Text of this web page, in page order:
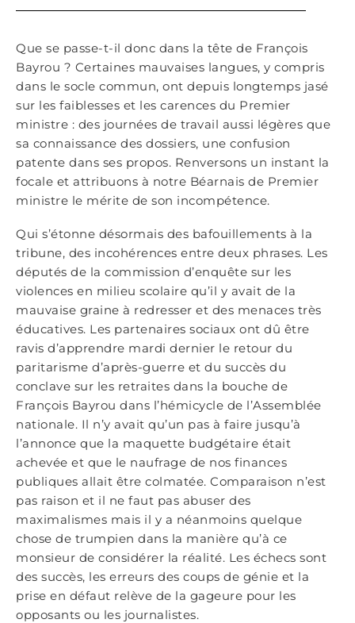
Que se passe-t-il donc dans la tête de François
Bayrou ? Certaines mauvaises langues, y compris
dans le socle commun, ont depuis longtemps jasé
sur les faiblesses et les carences du Premier
ministre : des journées de travail aussi légères que
sa connaissance des dossiers, une confusion
patente dans ses propos. Renversons un instant la
focale et attribuons à notre Béarnais de Premier
ministre le mérite de son incompétence.
Qui s’étonne désormais des bafouillements à la
tribune, des incohérences entre deux phrases. Les
députés de la commission d’enquête sur les
violences en milieu scolaire qu’il y avait de la
mauvaise graine à redresser et des menaces très
éducatives. Les partenaires sociaux ont dû être
ravis d’apprendre mardi dernier le retour du
paritarisme d’après-guerre et du succès du
conclave sur les retraites dans la bouche de
François Bayrou dans l’hémicycle de l’Assemblée
nationale. Il n’y avait qu’un pas à faire jusqu’à
l’annonce que la maquette budgétaire était
achevée et que le naufrage de nos finances
publiques allait être colmatée. Comparaison n’est
pas raison et il ne faut pas abuser des
maximalismes mais il y a néanmoins quelque
chose de trumpien dans la manière qu’à ce
monsieur de considérer la réalité. Les échecs sont
des succès, les erreurs des coups de génie et la
prise en défaut relève de la gageure pour les
opposants ou les journalistes.